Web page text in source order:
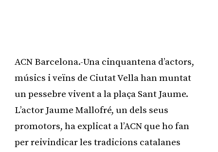
ACN Barcelona.-Una cinquantena d’actors,
músics i veïns de Ciutat Vella han muntat
un pessebre vivent a la plaça Sant Jaume.
L’actor Jaume Mallofré, un dels seus
promotors, ha explicat a l’ACN que ho fan
per reivindicar les tradicions catalanes